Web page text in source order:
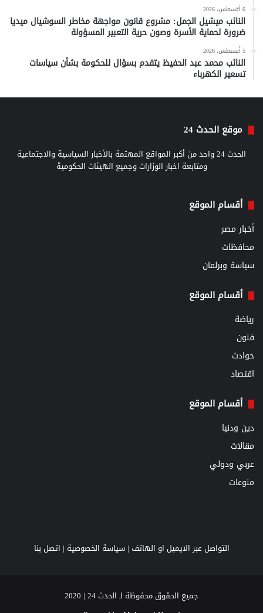
6 أغسطس، 2026
النائب ميشيل الجمل: مشروع قانون مواجهة مخاطر السوشيال ميديا
ضرورة لحماية الأسرة وصون حرية التعبير المسؤولة
5 أغسطس، 2026
النائب محمد عبد الحفيظ يتقدم بسؤال للحكومة بشأن سياسات
تسعير الكهرباء
موقع الحدث 24
الحدث 24 واحد من أكبر المواقع المهتمة بالأخبار السياسية والاجتماعية
ومتابعة اخبار الوزارات وجميع الهيئات الحكومية
أقسام الموقع
أخبار مصر
محافظات
سياسة وبرلمان
أقسام الموقع
رياضة
فنون
حوادث
اقتصاد
أقسام الموقع
دين ودنيا
مقالات
عربي ودولي
منوعات
التواصل عبر الايميل او الهاتف |سياسة الخصوصية | اتصل بنا
جميع الحقوق محفوظة لـ الحدث 24 | 2020